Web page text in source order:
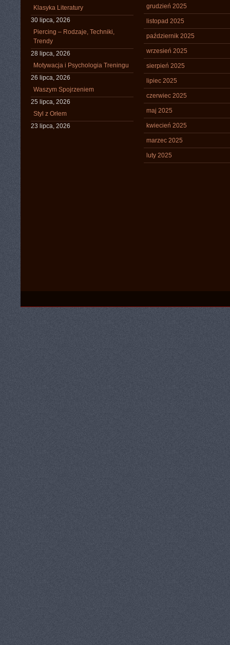
Klasyka Literatury
30 lipca, 2026
Piercing – Rodzaje, Techniki,
Trendy
28 lipca, 2026
Motywacja i Psychologia Treningu
26 lipca, 2026
Waszym Spojrzeniem
25 lipca, 2026
Styl z Orłem
23 lipca, 2026
grudzień 2025
listopad 2025
październik 2025
wrzesień 2025
sierpień 2025
lipiec 2025
czerwiec 2025
maj 2025
kwiecień 2025
marzec 2025
luty 2025